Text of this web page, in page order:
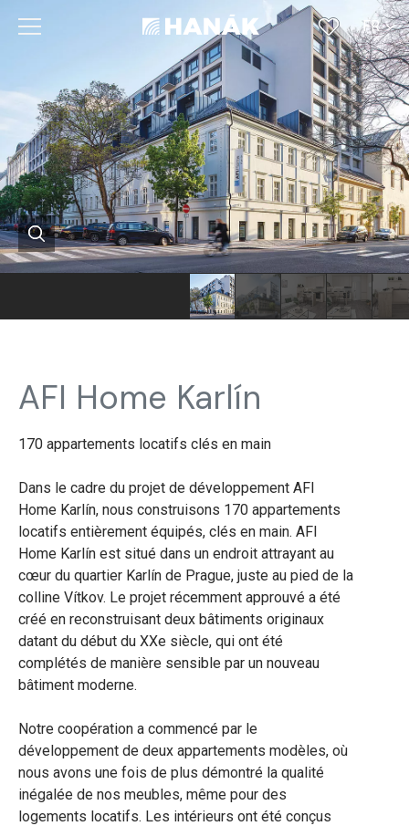
CS
SK
EN
DE
RU
FR
AFI Home Karlín
170 appartements locatifs clés en main
Dans le cadre du projet de développement AFI
Home Karlín, nous construisons 170 appartements
locatifs entièrement équipés, clés en main. AFI
Home Karlín est situé dans un endroit attrayant au
cœur du quartier Karlín de Prague, juste au pied de la
colline Vítkov. Le projet récemment approuvé a été
créé en reconstruisant deux bâtiments originaux
datant du début du XXe siècle, qui ont été
complétés de manière sensible par un nouveau
bâtiment moderne.
Notre coopération a commencé par le
développement de deux appartements modèles, où
nous avons une fois de plus démontré la qualité
inégalée de nos meubles, même pour des
logements locatifs. Les intérieurs ont été conçus